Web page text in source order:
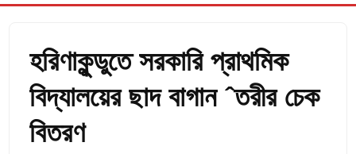
হরিণাকুন্ডুতে সরকারি প্রাথমিক
বিদ্যালয়ের ছাদ বাগান ˆতরীর চেক
বিতরণ